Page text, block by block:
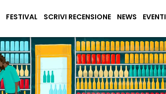
FESTIVAL SCRIVI RECENSIONE NEWS EVENTI